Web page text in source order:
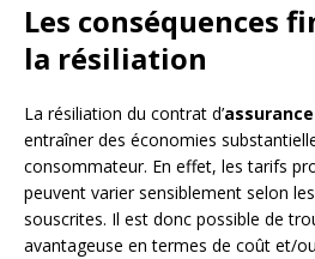
Les conséquences
la résiliation
La résiliation du contrat d’
entraîner des économies
consommateur. En effet, les tarifs
peuvent varier sensiblement selon
souscrites. Il est donc possible de
avantageuse en termes de coût et/